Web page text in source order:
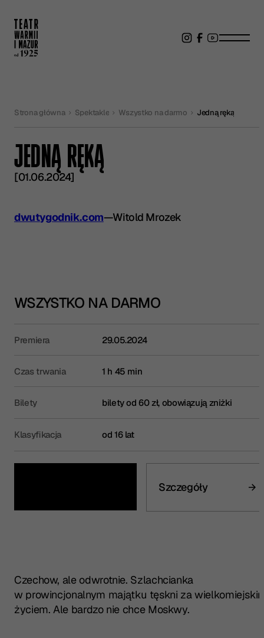
Strona główna Spektakle Wszystko na darmo Jedną ręką
JEDNĄ RĘKĄ
[01.06.2024]
dwutygodnik.com—Witold Mrozek
Czechow, ale odwrotnie. Szlachcianka
w prowincjonalnym majątku tęskni za
życiem. Ale bardzo nie chce Moskwy.
WSZYSTKO NA DARMO
Premiera 29.05.2024
Czas trwania 1 h 45 min
Bilety bilety od 60 zł, obowiązują zniżki
Klasyfikacja od 16 lat
Szczegóły